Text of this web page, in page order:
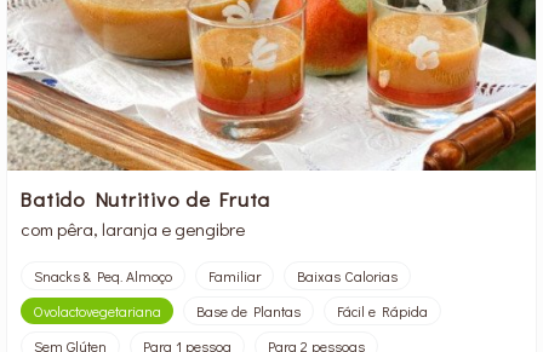
Batido Nutritivo de Fruta
com pêra, laranja e gengibre
Snacks & Peq. Almoço Familiar
Baixas Calorias
Ovolactovegetariana
Base de Plantas
Fácil e Rápida
Sem Glúten
Para 1 pessoa Para 2 pessoas